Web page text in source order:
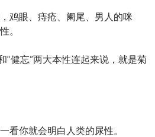
鸡眼、痔疮、阑尾、男人的咪
。
“健忘”两大本性连起来说，就是菊
看你就会明白人类的尿性。